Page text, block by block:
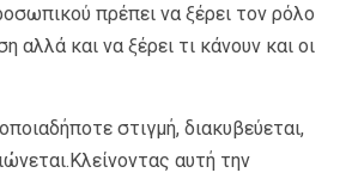
πρέπει να ξέρει τον ρόλο
αλλά και να ξέρει τι κάνουν και οι
στιγμή, διακυβεύεται,
αυτή την